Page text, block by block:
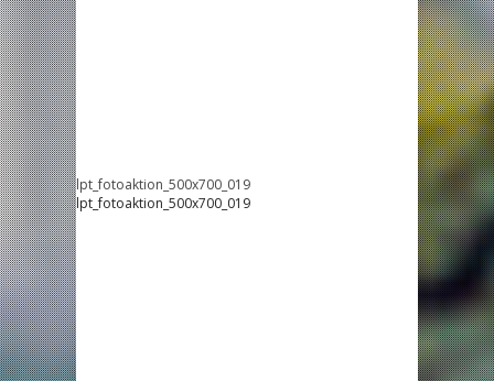
lpt_fotoaktion_500x700_019
lpt_fotoaktion_500x700_019